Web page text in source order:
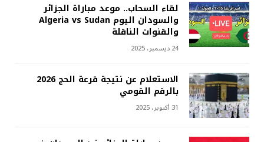
لقاء السحاب.. موعد مباراة الجزائر
والسودان اليوم Algeria vs Sudan
والقنوات الناقلة
24 ديسمبر، 2025
الاستعلام عن نتيجة قرعة الحج 2026
بالرقم القومي
31 أكتوبر، 2025